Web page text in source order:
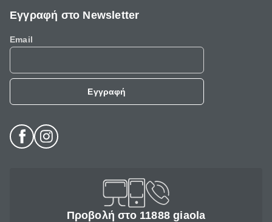
Εγγραφή στο Newsletter
Email
Εγγραφή
Προβολή στο 11888 giaola